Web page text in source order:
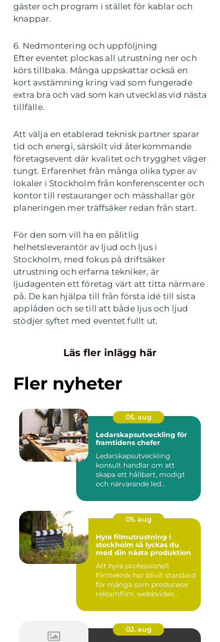
gäster och program i stället för kablar och
knappar.
6. Nedmontering och uppföljning
Efter eventet plockas all utrustning ner och
körs tillbaka. Många uppskattar också en
kort avstämning kring vad som fungerade
extra bra och vad som kan utvecklas vid nästa
tillfälle.
Att välja en etablerad teknisk partner sparar
tid och energi, särskilt vid återkommande
företagsevent där kvalitet och trygghet väger
tungt. Erfarenhet från många olika typer av
lokaler i Stockholm från konferenscenter och
kontor till restauranger och mässhallar gör
planeringen mer träffsäker redan från start.
För den som vill ha en pålitlig
helhetsleverantör av ljud och ljus i
Stockholm, med fokus på driftsäker
utrustning och erfarna tekniker, är
ljudagenten ett företag värt att titta närmare
på. De kan hjälpa till från första idé till sista
applåden och se till att både ljus och ljud
stödjer syftet med eventet fullt ut.
Läs fler inlägg här
Fler nyheter
05. aug
Ledarskapsutveckling för
framtidens chefer
Ledarskapsutveckling
konsult handlar om att
skapa ett hållbart, modigt
och närvarande led...
05. aug
Hyra filmutrustning i
stockholm så lyckas du
med din nästa produktion
Att hyra professionell
filmteknik har blivit standard
för många som producerar
reklamfilm, webbvideo...
02. aug